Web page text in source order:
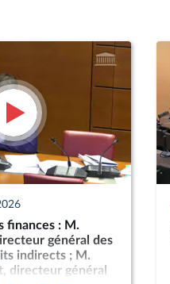
finances : M.
général des
indirects ; M.
directeur général